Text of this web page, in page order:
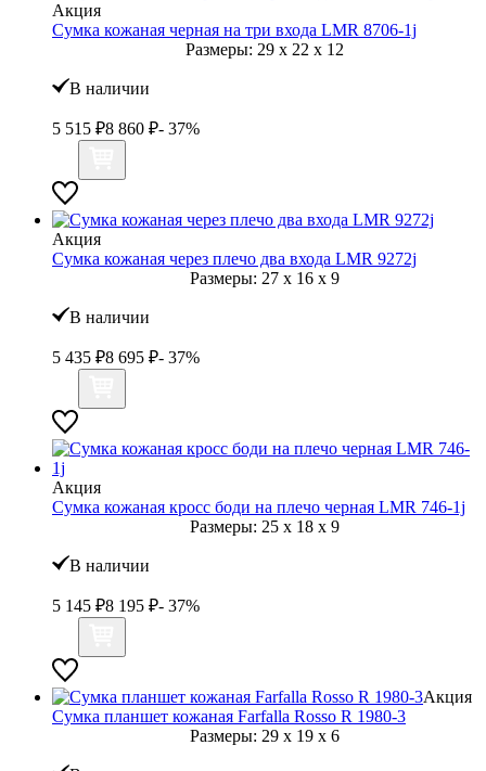
Акция
Сумка кожаная черная на три входа LMR 8706-1j
Размеры: 29 x 22 x 12
В наличии
5 515 ₽8 860 ₽- 37%
Акция
Сумка кожаная через плечо два входа LMR 9272j
Размеры: 27 x 16 x 9
В наличии
5 435 ₽8 695 ₽- 37%
Акция
Сумка кожаная кросс боди на плечо черная LMR 746-1j
Размеры: 25 x 18 x 9
В наличии
5 145 ₽8 195 ₽- 37%
Акция
Сумка планшет кожаная Farfalla Rosso R 1980-3
Размеры: 29 x 19 x 6